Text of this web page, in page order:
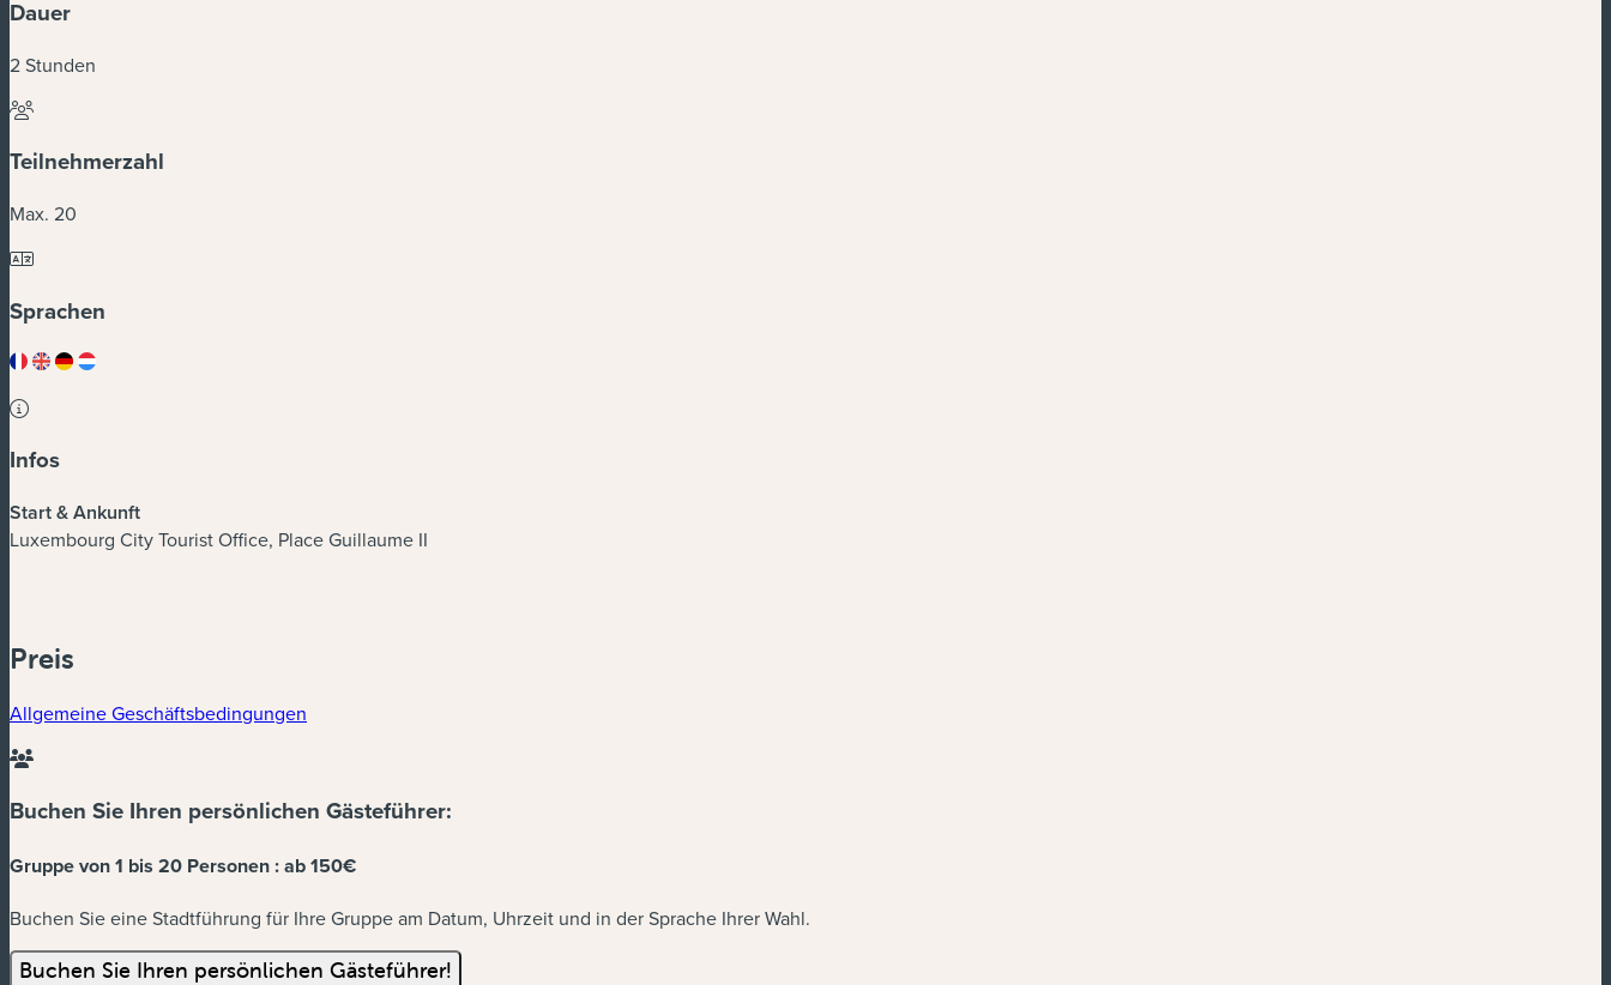
Dauer
2 Stunden
Teilnehmerzahl
Max. 20
Sprachen
Infos
Start & Ankunft
Luxembourg City Tourist Office, Place Guillaume II
Preis
Allgemeine Geschäftsbedingungen
Buchen Sie Ihren persönlichen Gästeführer:
Gruppe von 1 bis 20 Personen :ab 150€
Buchen Sie eine Stadtführung für Ihre Gruppe am Datum, Uhrzeit und in der Sprache Ihrer Wahl.
Buchen Sie Ihren persönlichen Gästeführer!